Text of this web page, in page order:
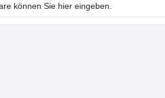
können Sie hier eingeben.